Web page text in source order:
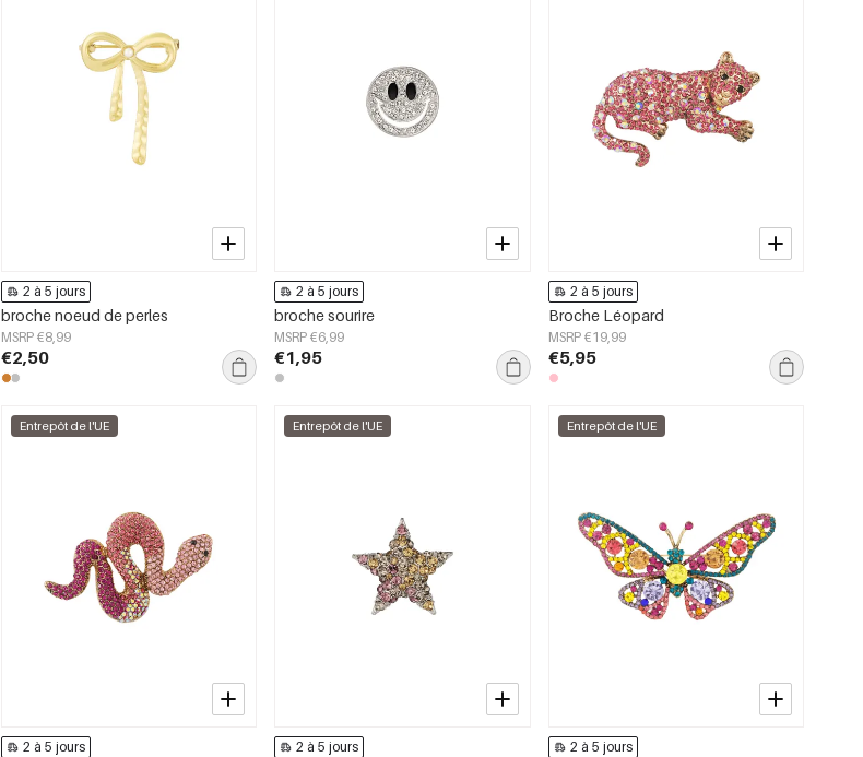
2 à 5 jours
broche noeud de perles
MSRP €8,99
€2,50
2 à 5 jours
broche sourire
MSRP €6,99
€1,95
2 à 5 jours
Broche Léopard
MSRP €19,99
€5,95
Entrepôt de l'UE
2 à 5 jours
Entrepôt de l'UE
2 à 5 jours
Entrepôt de l'UE
2 à 5 jours